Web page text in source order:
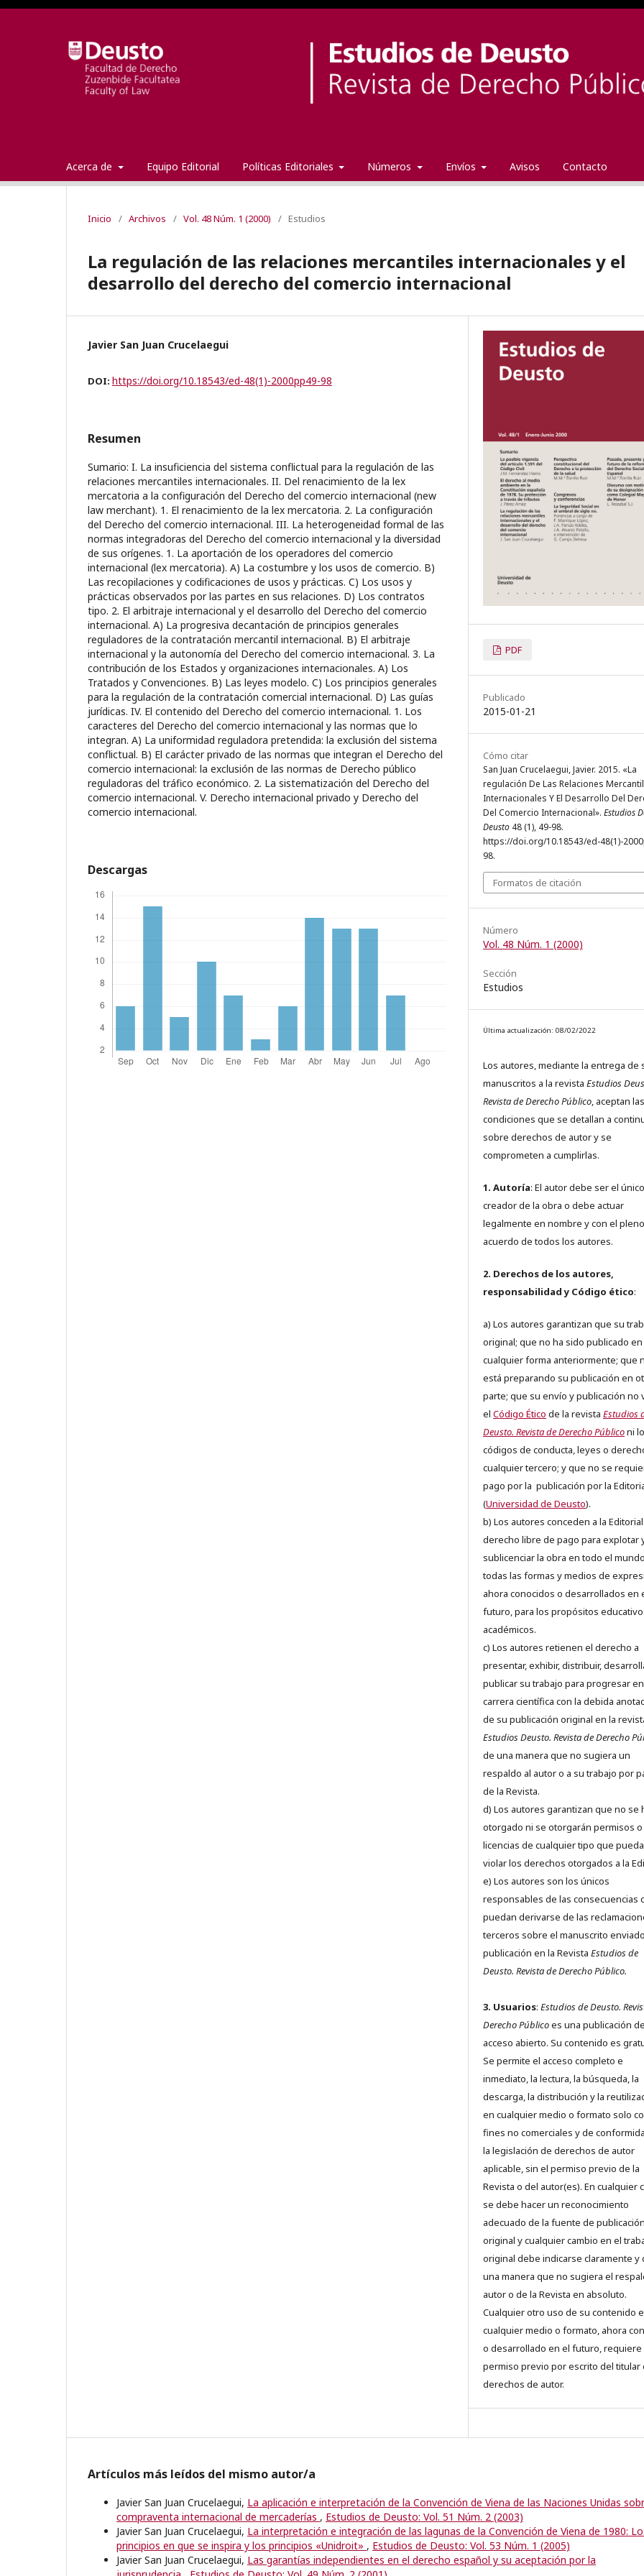
Acerca de Equipo Editorial Políticas Editoriales Números Envíos Avisos Contacto
Inicio / Archivos / Vol. 48 Núm. 1 (2000) / Estudios
La regulación de las relaciones mercantiles internacionales y el
desarrollo del derecho del comercio internacional
Javier San Juan Crucelaegui
DOI: https://doi.org/10.18543/ed-48(1)-2000pp49-98
Resumen
Sumario: I. La insuficiencia del sistema conflictual para la regulación de las
relaciones mercantiles internacionales. II. Del renacimiento de la lex
mercatoria a la configuración del Derecho del comercio internacional (new
law merchant). 1. El renacimiento de la lex mercatoria. 2. La configuración
del Derecho del comercio internacional. III. La heterogeneidad formal de las
normas integradoras del Derecho del comercio internacional y la diversidad
de sus orígenes. 1. La aportación de los operadores del comercio
internacional (lex mercatoria). A) La costumbre y los usos de comercio. B)
Las recopilaciones y codificaciones de usos y prácticas. C) Los usos y
prácticas observados por las partes en sus relaciones. D) Los contratos
tipo. 2. El arbitraje internacional y el desarrollo del Derecho del comercio
internacional. A) La progresiva decantación de principios generales
reguladores de la contratación mercantil internacional. B) El arbitraje
internacional y la autonomía del Derecho del comercio internacional. 3. La
contribución de los Estados y organizaciones internacionales. A) Los
Tratados y Convenciones. B) Las leyes modelo. C) Los principios generales
para la regulación de la contratación comercial internacional. D) Las guías
jurídicas. IV. El contenido del Derecho del comercio internacional. 1. Los
caracteres del Derecho del comercio internacional y las normas que lo
integran. A) La uniformidad reguladora pretendida: la exclusión del sistema
conflictual. B) El carácter privado de las normas que integran el Derecho del
comercio internacional: la exclusión de las normas de Derecho público
reguladoras del tráfico económico. 2. La sistematización del Derecho del
comercio internacional. V. Derecho internacional privado y Derecho del
comercio internacional.
Descargas
PDF
Publicado
2015-01-21
Cómo citar
San Juan Crucelaegui, Javier. 2015. «La
regulación De Las Relaciones
Internacionales Y El Desarrollo Del
Del Comercio Internacional». Estudios
Deusto 48 (1), 49-98.
https://doi.org/10.18543/ed-48(1)-
98.
Formatos de citación
Número
Vol. 48 Núm. 1 (2000)
Sección
Estudios
Última actualización: 08/02/2022
Los autores, mediante la entrega de
manuscritos a la revista Estudios
Revista de Derecho Público, aceptan las
condiciones que se detallan a
sobre derechos de autor y se
comprometen a cumplirlas.
1. Autoría: El autor debe ser el único
creador de la obra o debe actuar
legalmente en nombre y con el pleno
acuerdo de todos los autores.
2. Derechos de los autores,
responsabilidad y Código ético:
a) Los autores garantizan que su
original; que no ha sido publicado en
cualquier forma anteriormente; que
está preparando su publicación en
parte; que su envío y publicación no
el Código Ético de la revista Estudios
Deusto. Revista de Derecho Públiconi
códigos de conducta, leyes o
cualquier tercero; y que no se
pago por la publicación por la
(Universidad de Deusto).
b) Los autores conceden a la
derecho libre de pago para explotar
sublicenciar la obra en todo el
todas las formas y medios de
ahora conocidos o desarrollados en
futuro, para los propósitos
académicos.
c) Los autores retienen el derecho a
presentar, exhibir, distribuir,
publicar su trabajo para progresar
carrera científica con la debida
de su publicación original en la
Estudios Deusto. Revista de Derecho
de una manera que no sugiera un
respaldo al autor o a su trabajo por
de la Revista.
d) Los autores garantizan que no se
otorgado ni se otorgarán permisos o
licencias de cualquier tipo que
violar los derechos otorgados a la
e) Los autores son los únicos
responsables de las consecuencias
puedan derivarse de las
terceros sobre el manuscrito
publicación en la Revista Estudios de
Deusto. Revista de Derecho Público.
3. Usuarios: Estudios de Deusto.
Derecho Públicoes una publicación de
acceso abierto. Su contenido es
Se permite el acceso completo e
inmediato, la lectura, la búsqueda, la
descarga, la distribución y la
en cualquier medio o formato solo
fines no comerciales y de
la legislación de derechos de autor
aplicable, sin el permiso previo de la
Revista o del autor(es). En cualquier
se debe hacer un reconocimiento
adecuado de la fuente de publicación
original y cualquier cambio en el
original debe indicarse claramente y
una manera que no sugiera el
autor o de la Revista en absoluto.
Cualquier otro uso de su contenido
cualquier medio o formato, ahora
o desarrollado en el futuro, requiere
permiso previo por escrito del titular
derechos de autor.
Artículos más leídos del mismo autor/a
Javier San Juan Crucelaegui, La aplicación e interpretación de la Convención de Viena de las Naciones Unidas
compraventa internacional de mercaderías , Estudios de Deusto: Vol. 51 Núm. 2 (2003)
Javier San Juan Crucelaegui, La interpretación e integración de las lagunas de la Convención de Viena de 1980:
principios en que se inspira y los principios «Unidroit» , Estudios de Deusto: Vol. 53 Núm. 1 (2005)
Javier San Juan Crucelaegui, Las garantías independientes en el derecho español y su aceptación por la